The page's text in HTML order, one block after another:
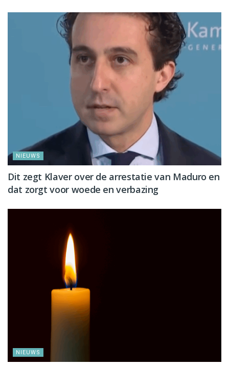
NIEUWS
Dit zegt Klaver over de arrestatie van Maduro en
dat zorgt voor woede en verbazing
NIEUWS